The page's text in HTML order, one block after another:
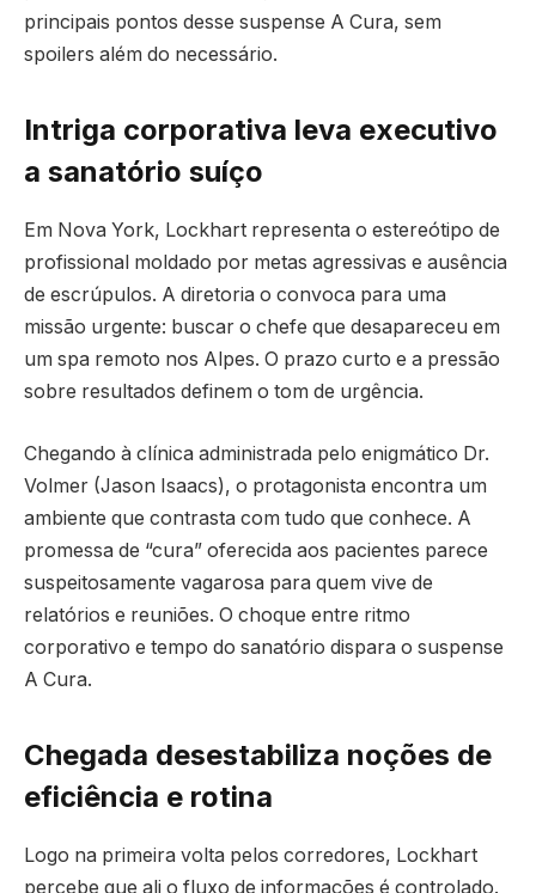
principais pontos desse suspense A Cura, sem
spoilers além do necessário.
Intriga corporativa leva executivo
a sanatório suíço
Em Nova York, Lockhart representa o estereótipo de
profissional moldado por metas agressivas e ausência
de escrúpulos. A diretoria o convoca para uma
missão urgente: buscar o chefe que desapareceu em
um spa remoto nos Alpes. O prazo curto e a pressão
sobre resultados definem o tom de urgência.
Chegando à clínica administrada pelo enigmático Dr.
Volmer (Jason Isaacs), o protagonista encontra um
ambiente que contrasta com tudo que conhece. A
promessa de “cura” oferecida aos pacientes parece
suspeitosamente vagarosa para quem vive de
relatórios e reuniões. O choque entre ritmo
corporativo e tempo do sanatório dispara o suspense
A Cura.
Chegada desestabiliza noções de
eficiência e rotina
Logo na primeira volta pelos corredores, Lockhart
percebe que ali o fluxo de informações é controlado.